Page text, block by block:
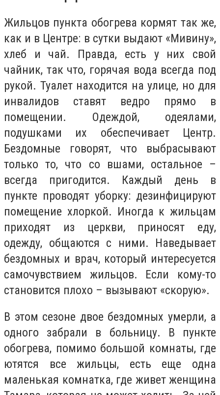
Жильцов пункта обогрева кормят так же,
как и в Центре: в сутки выдают «Мивину»,
хлеб и чай. Правда, есть у них свой
чайник, так что, горячая вода всегда под
рукой. Туалет находится на улице, но для
инвалидов ставят ведро прямо в
помещении. Одеждой, одеялами,
подушками их обеспечивает Центр.
Бездомные говорят, что выбрасывают
только то, что со вшами, остальное –
всегда пригодится. Каждый день в
пункте проводят уборку: дезинфицируют
помещение хлоркой. Иногда к жильцам
приходят из церкви, приносят еду,
одежду, общаются с ними. Наведывает
бездомных и врач, который интересуется
самочувствием жильцов. Если кому-то
становится плохо – вызывают «скорую».
В этом сезоне двое бездомных умерли, а
одного забрали в больницу. В пункте
обогрева, помимо большой комнаты, где
ютятся все жильцы, есть еще одна
маленькая комнатка, где живет женщина